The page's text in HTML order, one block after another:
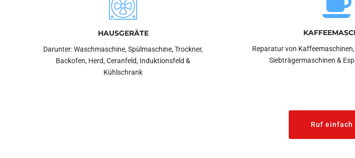
HAUSGERÄTE
Darunter: Waschmaschine, Spülmaschine, Trockner,
Backofen, Herd, Ceranfeld, Induktionsfeld &
Kühlschrank
Reparatur von
Siebträgermaschinen &
Ruf einfach